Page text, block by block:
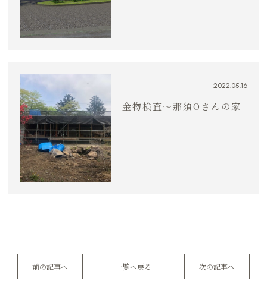
2022.05.16
金物検査〜那須Oさんの家
前の記事へ 一覧へ戻る 次の記事へ